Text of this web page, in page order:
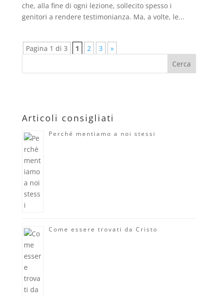
che, alla fine di ogni lezione, sollecito spesso i
genitori a rendere testimonianza. Ma, a volte, le...
Pagina 1 di 3 1 2 3 »
Articoli consigliati
Perché mentiamo a noi stessi
Come essere trovati da Cristo